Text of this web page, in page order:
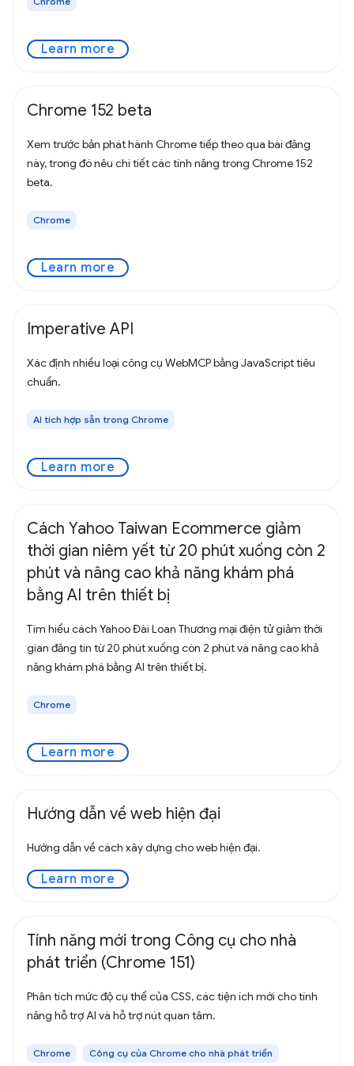
Learn more
Chrome 152 beta
Xem trước bản phát hành Chrome tiếp theo qua bài đăng
này, trong đó nêu chi tiết các tính năng trong Chrome 152
beta.
Chrome
Learn more
Imperative API
Xác định nhiều loại công cụ WebMCP bằng JavaScript tiêu
chuẩn.
AI tích hợp sẵn trong Chrome
Learn more
Cách Yahoo Taiwan Ecommerce giảm
thời gian niêm yết từ 20 phút xuống còn 2
phút và nâng cao khả năng khám phá
bằng AI trên thiết bị
Tìm hiểu cách Yahoo Đài Loan Thương mại điện tử giảm thời
gian đăng tin từ 20 phút xuống còn 2 phút và nâng cao khả
năng khám phá bằng AI trên thiết bị.
Chrome
Learn more
Hướng dẫn về web hiện đại
Hướng dẫn về cách xây dựng cho web hiện đại.
Learn more
Tính năng mới trong Công cụ cho nhà
phát triển (Chrome 151)
Phân tích mức độ cụ thể của CSS, các tiện ích mới cho tính
năng hỗ trợ AI và hỗ trợ nút quan tâm.
Chrome Công cụ của Chrome cho nhà phát triển